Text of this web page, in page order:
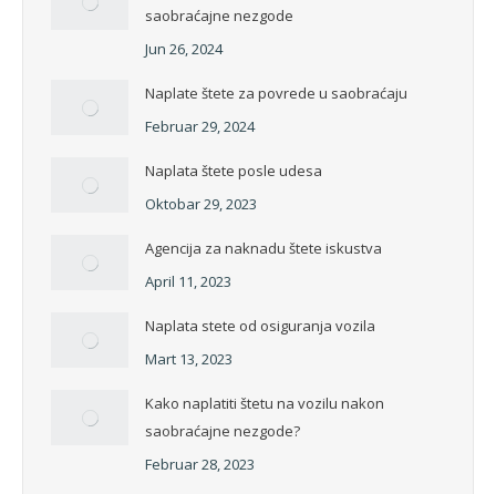
saobraćajne nezgode
Jun 26, 2024
Naplate štete za povrede u saobraćaju
Februar 29, 2024
Naplata štete posle udesa
Oktobar 29, 2023
Agencija za naknadu štete iskustva
April 11, 2023
Naplata stete od osiguranja vozila
Mart 13, 2023
Kako naplatiti štetu na vozilu nakon
saobraćajne nezgode?
Februar 28, 2023